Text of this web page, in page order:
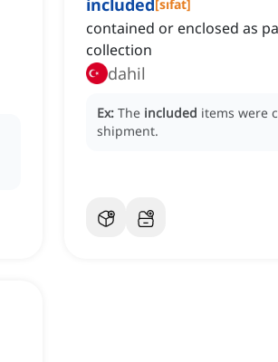
included[sıfat]
contained or enclosed as
collection
dahil
Ex: The included items were
shipment.